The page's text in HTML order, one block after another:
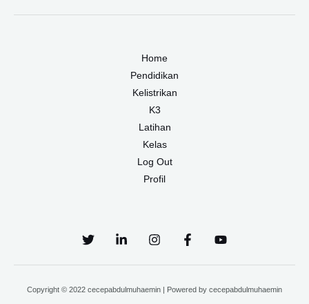
Home
Pendidikan
Kelistrikan
K3
Latihan
Kelas
Log Out
Profil
Copyright © 2022 cecepabdulmuhaemin | Powered by cecepabdulmuhaemin